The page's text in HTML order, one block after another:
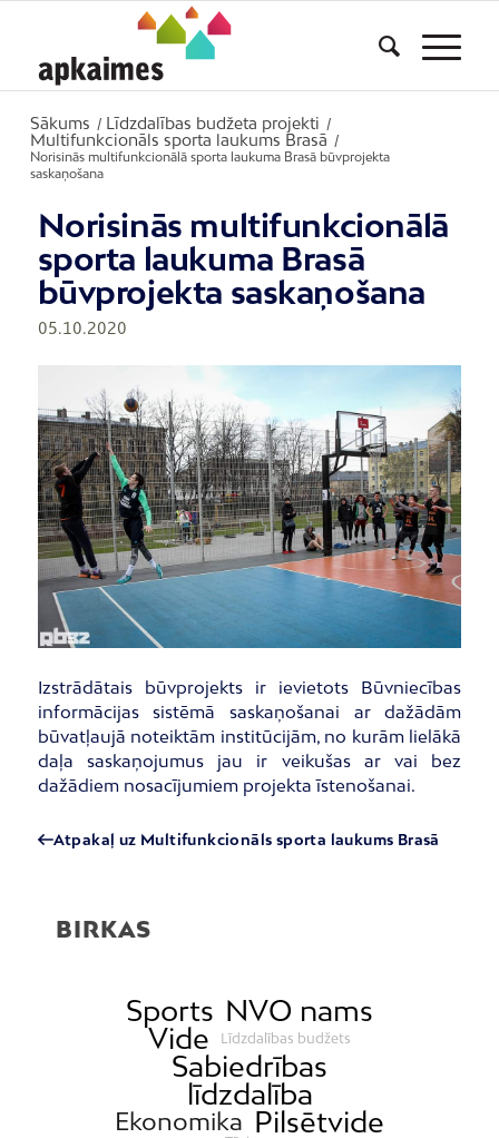
Sākums / Līdzdalības budžeta projekti /
Multifunkcionāls sporta laukums Brasā
/
Norisinās multifunkcionālā sporta laukuma Brasā būvprojekta
saskaņošana
Norisinās multifunkcionālā
sporta laukuma Brasā
būvprojekta saskaņošana
05.10.2020
Izstrādātais būvprojekts ir ievietots Būvniecības
informācijas sistēmā saskaņošanai ar dažādām
būvatļaujā noteiktām institūcijām, no kurām lielākā
daļa saskaņojumus jau ir veikušas ar vai bez
dažādiem nosacījumiem projekta īstenošanai.
Atpakaļ uz Multifunkcionāls sporta laukums Brasā
BIRKAS
Sports NVO nams
Vide
Līdzdalības budžets
Sabiedrības
līdzdalība
Ekonomika Pilsētvide